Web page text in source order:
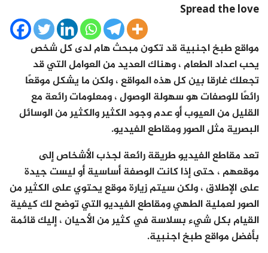
Spread the love
مواقع طبخ اجنبية قد تكون مبحث هام لدى كل شخص
يحب اعداد الطعام ، وهناك العديد من العوامل التي قد
تجعلك غارقا بين كل هذه المواقع ، ولكن ما يشكل موقعًا
رائعًا للوصفات هو سهولة الوصول ، ومعلومات رائعة مع
القليل من العيوب أو عدم وجود الكثير والكثير من الوسائل
البصرية مثل الصور ومقاطع الفيديو.
تعد مقاطع الفيديو طريقة رائعة لجذب الأشخاص إلى
موقعهم ، حتى إذا كانت الوصفة أساسية أو ليست جيدة
على الإطلاق ، ولكن سيتم زيارة موقع يحتوي على الكثير من
الصور لعملية الطهي ومقاطع الفيديو التي توضح لك كيفية
القيام بكل شيء بسلاسة في كثير من الأحيان ، إليك قائمة
بأفضل مواقع طبخ اجنبية.